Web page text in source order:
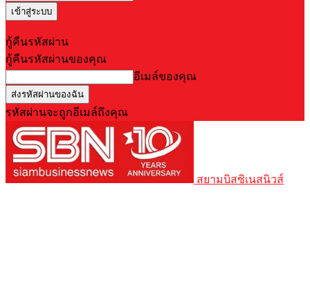
กู้คืนรหัสผ่าน
กู้คืนรหัสผ่านของคุณ
อีเมล์ของคุณ
รหัสผ่านจะถูกอีเมล์ถึงคุณ
สยามบิสซิเนสนิวส์